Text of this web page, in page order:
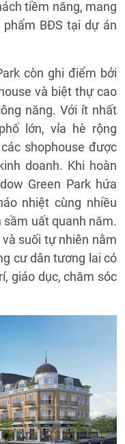
tiềm năng, mang
BĐS tại dự án
còn ghi điểm bởi
và biệt thự cao
năng. Với ít nhất
lớn, vỉa hè rộng
shophouse được
doanh. Khi hoàn
Green Park hứa
nhiệt cùng nhiều
sầm uất quanh năm.
suối tự nhiên nằm
cư dân tương lai có
giáo dục, chăm sóc